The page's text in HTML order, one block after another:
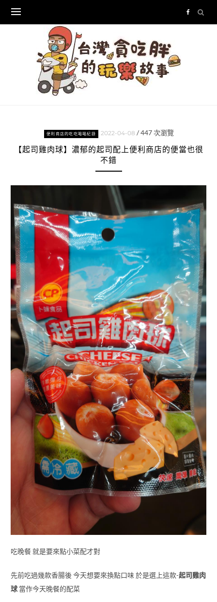
content
便利商店的吃吃喝喝紀錄 2022-04-08 /447次瀏覽
【起司雞肉球】濃郁的起司配上便利商店的便當也很
不錯
吃晚餐 就是要來點小菜配才對
先前吃過幾款香腸後 今天想要來換點口味 於是選上這款-起司雞肉
球當作今天晚餐的配菜